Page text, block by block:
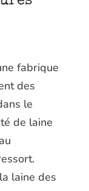
fabrique
des
le
de laine
laine des